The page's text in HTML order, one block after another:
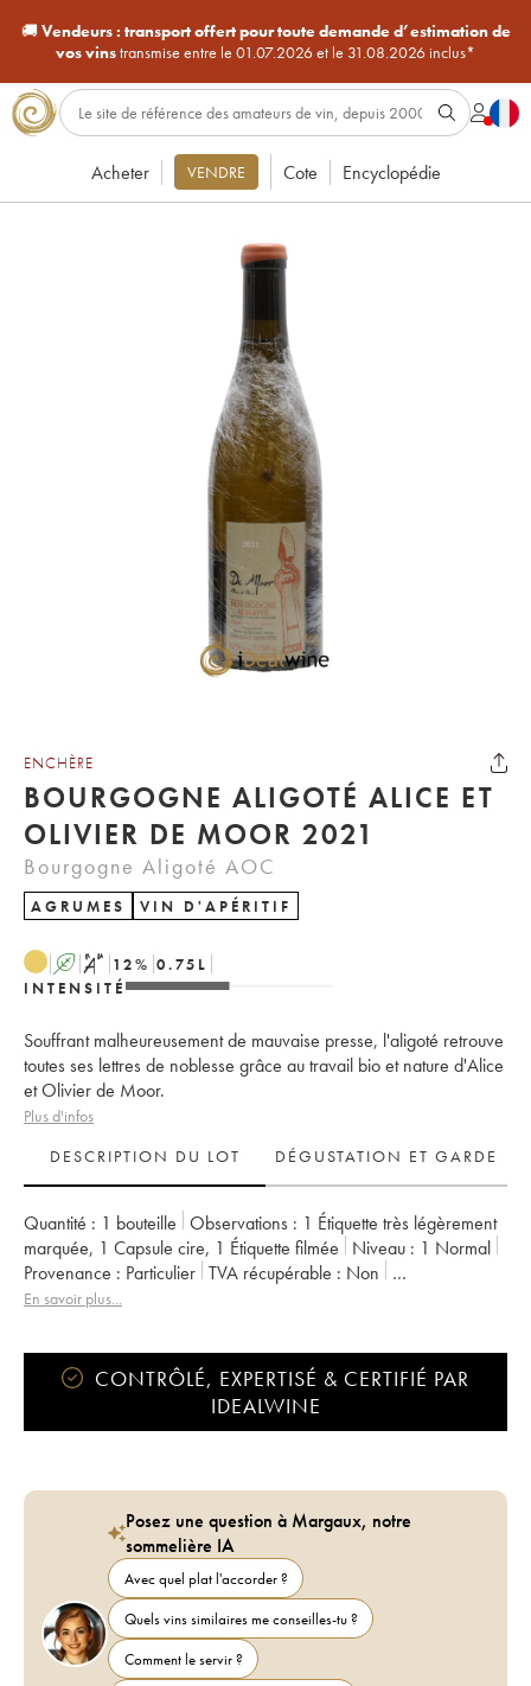
🚚Vendeurs : transport offert pour toute demande d’estimation de
vos vinstransmise entre le 01.07.2026 et le 31.08.2026 inclus*
Acheter VENDRE Cote Encyclopédie
ENCHÈRE
BOURGOGNE ALIGOTÉ ALICE ET
OLIVIER DE MOOR 2021
Bourgogne Aligoté AOC
AGRUMES VIN D'APÉRITIF
A S 12% 0.75 L
INTENSITÉ
Souffrant malheureusement de mauvaise presse, l'aligoté retrouve
toutes ses lettres de noblesse grâce au travail bio et nature d'Alice
et Olivier de Moor.
Plus d'infos
DESCRIPTION DU LOT
DÉGUSTATION ET GARDE
Quantité : 1 bouteille Observations : 1 Étiquette très légèrement
marquée, 1 Capsule cire, 1 Étiquette filmée Niveau : 1 Normal
Provenance : particulier TVA récupérable :
non
Région :
Bourgogne
En savoir plus...
CONTRÔLÉ, EXPERTISÉ & CERTIFIÉ PAR
IDEALWINE
Posez une question à Margaux, notre
sommelière IA
Avec quel plat l'accorder ?
Quels vins similaires me conseilles-tu ?
Comment le servir ?